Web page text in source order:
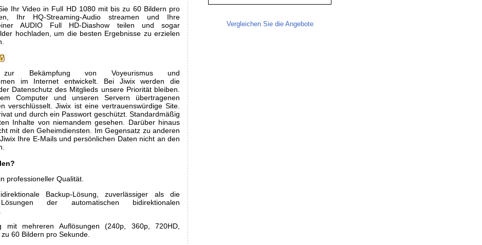
Ihr Video in Full HD 1080 mit bis zu 60 Bildern pro
Ihr HQ-Streaming-Audio streamen und Ihre
AUDIO Full HD-Diashow teilen und sogar
hochladen, um die besten Ergebnisse zu erzielen
Bekämpfung von Voyeurismus und
im Internet entwickelt. Bei Jiwix werden die
Datenschutz des Mitglieds unsere Priorität bleiben.
Computer und unseren Servern übertragenen
verschlüsselt. Jiwix ist eine vertrauenswürdige Site.
und durch ein Passwort geschützt. Standardmäßig
Inhalte von niemandem gesehen. Darüber hinaus
mit den Geheimdiensten. Im Gegensatz zu anderen
Ihre E-Mails und persönlichen Daten nicht an den
professioneller Qualität.
Backup-Lösung, zuverlässiger als die
der automatischen bidirektionalen
mit mehreren Auflösungen (240p, 360p, 720HD,
60 Bildern pro Sekunde.
Vergleichen Sie die Angebote